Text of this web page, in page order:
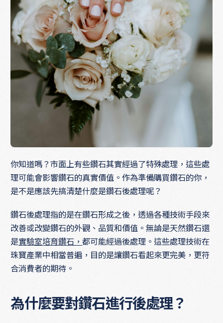
你知道嗎？市面上有些鑽石其實經過了特殊處理，這些處
理可能會影響鑽石的真實價值。作為準備購買鑽石的你，
是不是應該先搞清楚什麼是鑽石後處理呢？
鑽石後處理指的是在鑽石形成之後，透過各種技術手段來
改善或改變鑽石的外觀、品質和價值。無論是天然鑽石還
是實驗室培育鑽石，都可能經過後處理。這些處理技術在
珠寶產業中相當普遍，目的是讓鑽石看起來更完美，更符
合消費者的期待。
為什麼要對鑽石進行後處理？